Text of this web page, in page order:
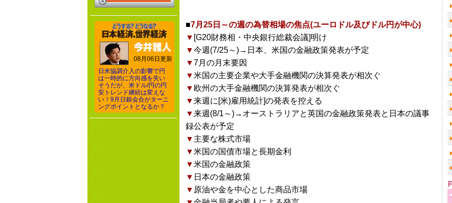
■7月25日～の週の為替相場の焦点(ユーロドル及びドル円が中心)
▼ [G20財務相・中央銀行総裁会議]明け
▼今週(7/25～)→日本、米国の金融政策発表が予定
▼7月の月末要因
▼米国の主要企業や大手金融機関の決算発表が相次ぐ
▼ 欧州の大手金融機関の決算発表が相次ぐ
▼来週に[米)雇用統計]の発表を控える
▼来週(8/1～)→オーストラリアと英国の金融政策発表と日本の議事
録公表が予定
▼ 主要な株式市場
▼米国の国債市場と長期金利
▼米国の金融政策
▼ 日本の金融政策
▼ 原油や金を中心とした商品市場
08月06日更新
日米協調介入の影響で円
は一時的に方向感を失い
そうだが、米ドル/円の円
安トレンド継続は変えな
い！9月日銀会合がターニ
ングポイントとなるか？